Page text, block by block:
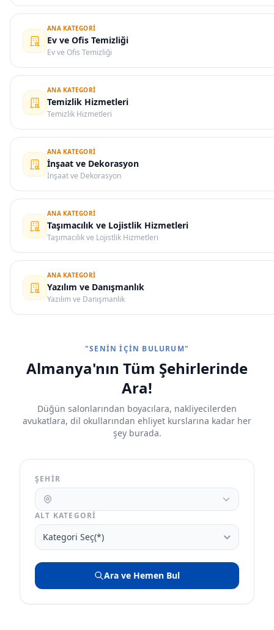
ANA KATEGORI
Ev ve Ofis Temizliği
Ev ve Ofis Temizliği
ANA KATEGORI
Temizlik Hizmetleri
Temizlik Hizmetleri
ANA KATEGORI
İnşaat ve Dekorasyon
İnşaat ve Dekorasyon
ANA KATEGORI
Taşımacılık ve Lojistlik Hizmetleri
Taşımacılık ve Lojistlik Hizmetleri
ANA KATEGORI
Yazılım ve Danışmanlık
Yazılım ve Danışmanlık
"SENIN İÇIN BULURUM"
Almanya'nın Tüm Şehirlerinde
Ara!
Düğün salonlarından boyacılara, nakliyecilerden
avukatlara, dil okullarından ehliyet kurslarına kadar her
şey burada.
ŞEHIR
ALT KATEGORI
Ara ve Hemen Bul